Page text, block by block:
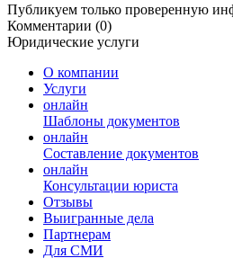
Публикуем только проверенную
Комментарии (0)
Юридические услуги
О компании
Услуги
онлайн
Шаблоны документов
онлайн
Составление документов
онлайн
Консультации юриста
Отзывы
Выигранные дела
Партнерам
Для СМИ